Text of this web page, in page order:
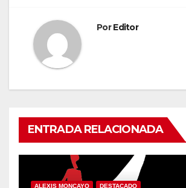
PorEditor
ENTRADA RELACIONADA
ALEXIS MONCAYO DESTACADO